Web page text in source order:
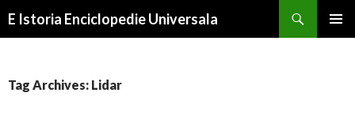
E Istoria Enciclopedie Universala
Tag Archives: Lidar